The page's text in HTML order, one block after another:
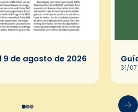
9 de agosto de 2026
31/